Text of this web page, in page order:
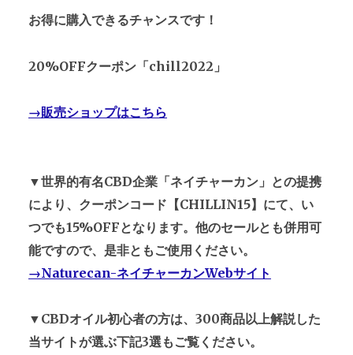
お得に購入できるチャンスです！
20%OFFクーポン「chill2022」
→販売ショップはこちら
▼世界的有名CBD企業「ネイチャーカン」との提携
により、クーポンコード【CHILLIN15】にて、い
つでも15%OFFとなります。他のセールとも併用可
能ですので、是非ともご使用ください。
→Naturecan-ネイチャーカンWebサイト
▼CBDオイル初心者の方は、300商品以上解説した
当サイトが選ぶ下記3選もご覧ください。